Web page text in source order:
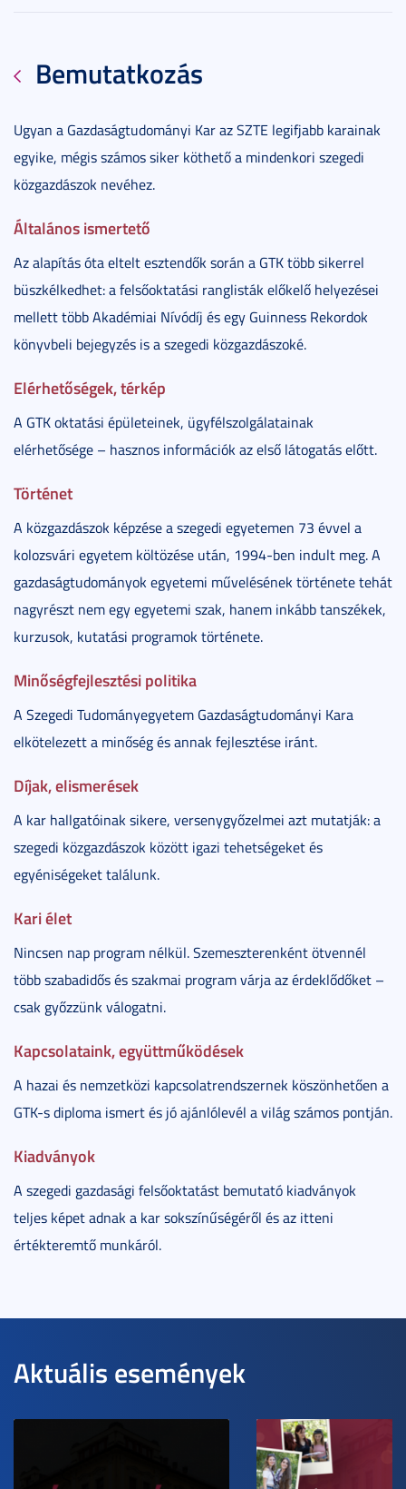
Bemutatkozás
Ugyan a Gazdaságtudományi Kar az SZTE legifjabb karainak
egyike, mégis számos siker köthető a mindenkori szegedi
közgazdászok nevéhez.
Általános ismertető
Az alapítás óta eltelt esztendők során a GTK több sikerrel
büszkélkedhet: a felsőoktatási ranglisták előkelő helyezései
mellett több Akadémiai Nívódíj és egy Guinness Rekordok
könyvbeli bejegyzés is a szegedi közgazdászoké.
Elérhetőségek, térkép
A GTK oktatási épületeinek, ügyfélszolgálatainak
elérhetősége – hasznos információk az első látogatás előtt.
Történet
A közgazdászok képzése a szegedi egyetemen 73 évvel a
kolozsvári egyetem költözése után, 1994-ben indult meg. A
gazdaságtudományok egyetemi művelésének története tehát
nagyrészt nem egy egyetemi szak, hanem inkább tanszékek,
kurzusok, kutatási programok története.
Minőségfejlesztési politika
A Szegedi Tudományegyetem Gazdaságtudományi Kara
elkötelezett a minőség és annak fejlesztése iránt.
Díjak, elismerések
A kar hallgatóinak sikere, versenygyőzelmei azt mutatják: a
szegedi közgazdászok között igazi tehetségeket és
egyéniségeket találunk.
Kari élet
Nincsen nap program nélkül. Szemeszterenként ötvennél
több szabadidős és szakmai program várja az érdeklődőket –
csak győzzünk válogatni.
Kapcsolataink, együttműködések
A hazai és nemzetközi kapcsolatrendszernek köszönhetően a
GTK-s diploma ismert és jó ajánlólevél a világ számos pontján.
Kiadványok
A szegedi gazdasági felsőoktatást bemutató kiadványok
teljes képet adnak a kar sokszínűségéről és az itteni
értékteremtő munkáról.
Aktuális események